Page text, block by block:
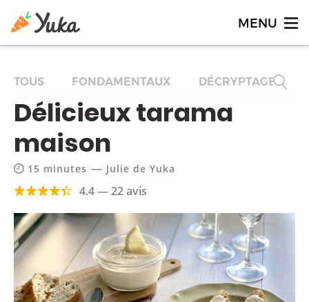
TOUS FONDAMENTAUX DÉCRYPTAGES
Délicieux tarama
maison
15 minutes — Julie de Yuka
4.4 — 22 avis